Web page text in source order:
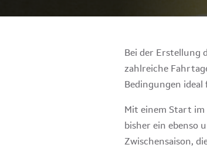
Bei der Erstellung
zahlreiche
Bedingungen ideal
Mit einem Start im
bisher ein ebenso
Zwischensaison,